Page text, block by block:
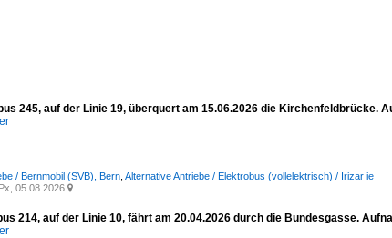
245, auf der Linie 19, überquert am 15.06.2026 die Kirchenfeldbrücke.
/ Bernmobil (SVB), Bern Alternative Antriebe / Elektrobus (vollelektrisch) / Irizar ie
05.08.2026 
214, auf der Linie 10, fährt am 20.04.2026 durch die Bundesgasse.